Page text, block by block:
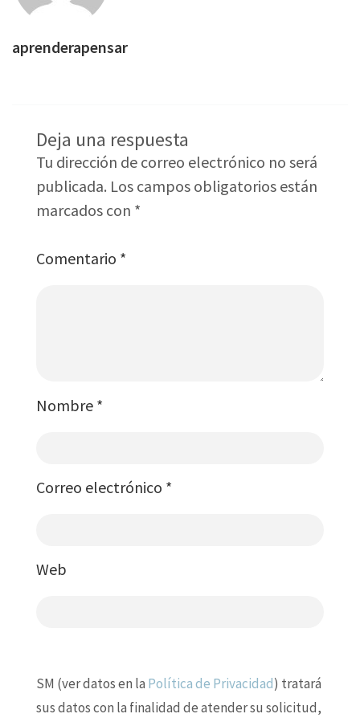
aprenderapensar
Deja una respuesta
Tu dirección de correo electrónico no será
publicada. Los campos obligatorios están
marcados con *
Comentario *
Nombre *
Correo electrónico *
Web
SM (ver datos en la Política de Privacidad) tratará
sus datos con la finalidad de atender su solicitud,